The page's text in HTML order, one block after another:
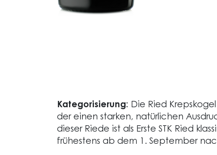
Kategorisierung: Die Ried Krepskogel
der einen starken, natürlichen
dieser Riede ist als Erste STK Ried
frühestens ab dem 1. September